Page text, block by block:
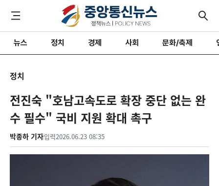
뉴스 정치 경제 사회 문화/축제
정치
전진숙 "호남고속도로 확장 중단 없는 완
수 필수" 국비 지원 확대 촉구
박종하 기자입력2026.06.23 08:35